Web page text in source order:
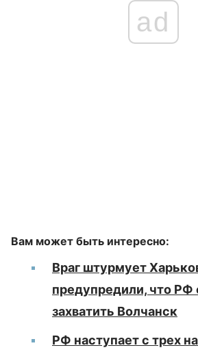
ad
Вам может быть интересно:
Враг штурмует
предупредили, что РФ
захватить Волчанск
РФ наступает с трех